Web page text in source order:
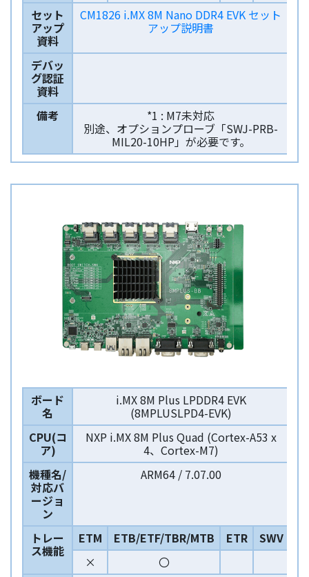
セット
アップ
資料
CM1826 i.MX 8M Nano DDR4 EVK セット
アップ説明書
デバッ
グ認証
資料
備考
*1 : M7未対応
別途、オプションプローブ「SWJ-PRB-
MIL20-10HP」が必要です。
ボード
名
i.MX 8M Plus LPDDR4 EVK
(8MPLUSLPD4-EVK)
CPU(コ
ア)
NXP i.MX 8M Plus Quad (Cortex-A53 x
4、Cortex-M7)
機種名/
対応バ
ージョ
ン
ARM64 / 7.07.00
トレー
ス機能
ETM ETB/ETF/TBR/MTB ETR
SWV
×
〇